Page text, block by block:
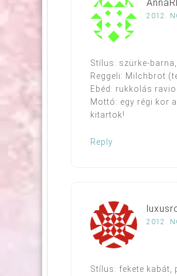
2012.
Stílus: szürke-
Reggeli: Milchbrot
Ebéd: rukkolás
Mottó: egy régi kor
kitartok!
Reply
2012.
Stílus: fekete kabát,